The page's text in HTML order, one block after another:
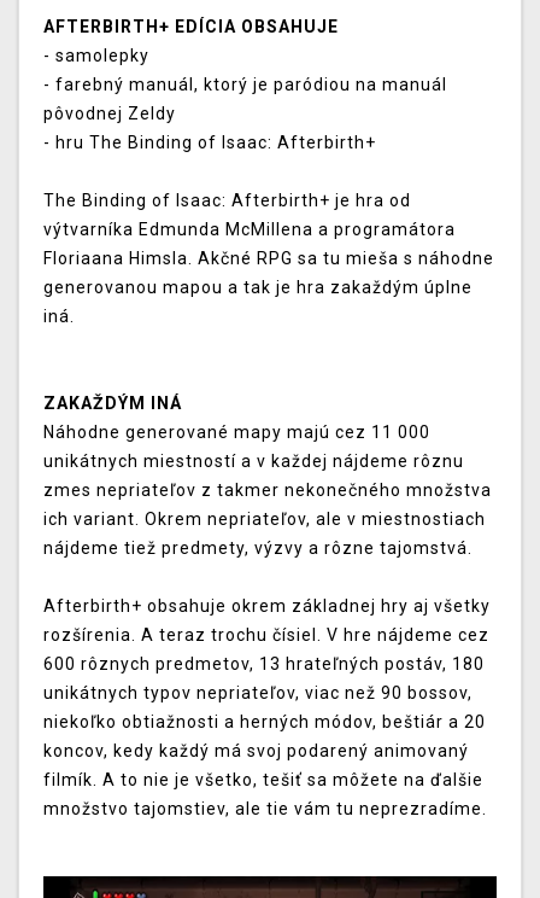
AFTERBIRTH+ EDÍCIA OBSAHUJE
- samolepky
- farebný manuál, ktorý je paródiou na manuál
pôvodnej Zeldy
- hru The Binding of Isaac: Afterbirth+
The Binding of Isaac: Afterbirth+ je hra od
výtvarníka Edmunda McMillena a programátora
Floriaana Himsla. Akčné RPG sa tu mieša s náhodne
generovanou mapou a tak je hra zakaždým úplne
iná.
ZAKAŽDÝM INÁ
Náhodne generované mapy majú cez 11 000
unikátnych miestností a v každej nájdeme rôznu
zmes nepriateľov z takmer nekonečného množstva
ich variant. Okrem nepriateľov, ale v miestnostiach
nájdeme tiež predmety, výzvy a rôzne tajomstvá.
Afterbirth+ obsahuje okrem základnej hry aj všetky
rozšírenia. A teraz trochu čísiel. V hre nájdeme cez
600 rôznych predmetov, 13 hrateľných postáv, 180
unikátnych typov nepriateľov, viac než 90 bossov,
niekoľko obtiažnosti a herných módov, beštiár a 20
koncov, kedy každý má svoj podarený animovaný
filmík. A to nie je všetko, tešiť sa môžete na ďalšie
množstvo tajomstiev, ale tie vám tu neprezradíme.